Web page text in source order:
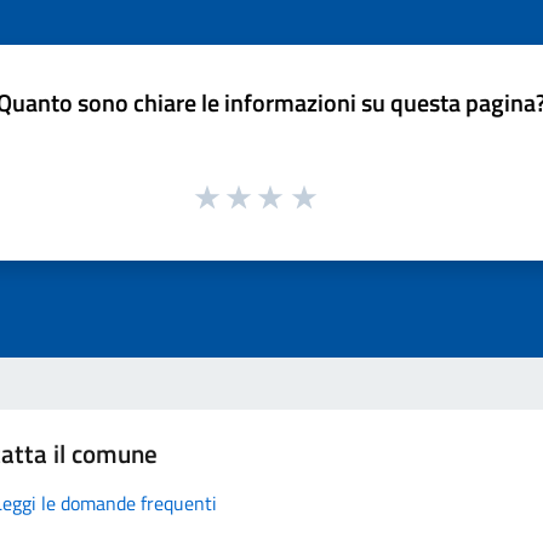
sono chiare le informazioni su questa
il comune
le domande frequenti